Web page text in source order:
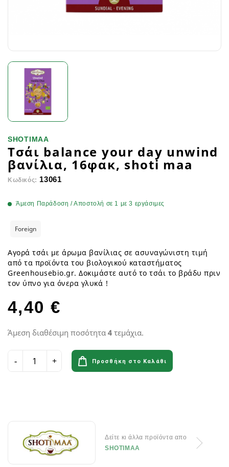
SHOTIMAA
Τσάι balance your day unwind
βανίλια, 16φακ, shoti maa
Κωδικός: 13061
Άμεση Παράδοση / Αποστολή σε 1 με 3 εργάσιμες
Foreign
Αγορά τσάι με άρωμα βανίλιας σε ασυναγώνιστη τιμή
από τα προϊόντα του βιολογικού καταστήματος
Greenhousebio.gr. Δοκιμάστε αυτό το τσάι το βράδυ πριν
τον ύπνο για όνερα γλυκά !
4,40 €
Άμεση διαθέσιμη ποσότητα 4 τεμάχια.
Προσθήκη στο Καλάθι
Δείτε κι άλλα προϊόντα απο
SHOTIMAA